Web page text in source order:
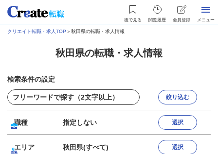
後で見る 閲覧履歴 会員登録 メニュー
クリエイト転職・求人TOP ＞秋田県の転職・求人情報
秋田県の転職・求人情報
検索条件の設定
絞り込む
職種 指定しない 選択
エリア 秋田県(すべて) 選択